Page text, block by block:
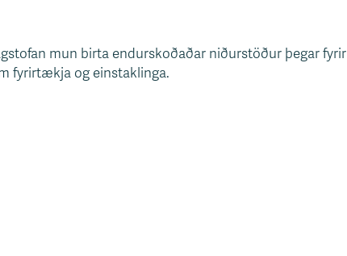
mun birta endurskoðaðar niðurstöður þegar fyrir
fyrirtækja og einstaklinga.